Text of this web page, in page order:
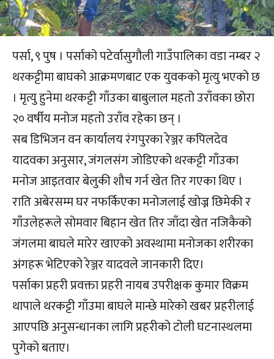
पर्सा, ९ पुष । पर्साको पटेर्वासुगौली गाउँपालिका वडा नम्बर २
थरकट्टीमा बाघको आक्रमणबाट एक युवकको मृत्यु भएको छ
। मृत्यु हुनेमा थरकट्टी गाँउका बाबुलाल महतो उराँवका छोरा
२० वर्षीय मनोज महतो उराँव रहेका छन् ।
सब डिभिजन वन कार्यालय रंगपुरका रेञ्जर कपिलदेव
यादवका अनुसार, जंगलसंग जोडिएको थरकट्टी गाँउका
मनोज आइतवार बेलुकी शौच गर्न खेत तिर गएका थिए ।
राति अबेरसम्म घर नफर्किएका मनोजलाई खोज्न छिमेकी र
गाँउलेहरूले सोमवार बिहान खेत तिर जाँदा खेत नजिकैको
जंगलमा बाघले मारेर खाएको अवस्थामा मनोजका शरीरका
अंगहरू भेटिएको रेञ्जर यादवले जानकारी दिए।
पर्साका प्रहरी प्रवक्ता प्रहरी नायब उपरीक्षक कुमार विक्रम
थापाले थरकट्टी गाँउमा बाघले मान्छे मारेको खबर प्रहरीलाई
आएपछि अनुसन्धानका लागि प्रहरीको टोली घटनास्थलमा
पुगेको बताए।